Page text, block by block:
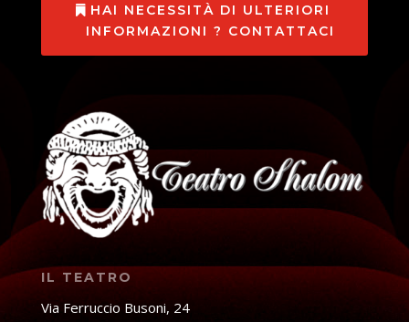
HAI NECESSITÀ DI ULTERIORI
INFORMAZIONI ? CONTATTACI
IL TEATRO
Via Ferruccio Busoni, 24